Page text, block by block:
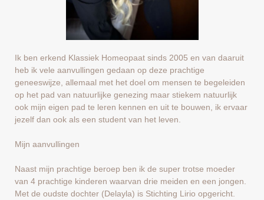
Ik ben erkend Klassiek Homeopaat sinds 2005 en van daaruit
heb ik vele aanvullingen gedaan op deze prachtige
geneeswijze, allemaal met het doel om mensen te begeleiden
op het pad van natuurlijke genezing maar stiekem natuurlijk
ook mijn eigen pad te leren kennen en uit te bouwen, ik ervaar
jezelf dan ook als een student van het leven.
Mijn aanvullingen
Naast mijn prachtige beroep ben ik de super trotse moeder
van 4 prachtige kinderen waarvan drie meiden en een jongen.
Met de oudste dochter (Delayla) is Stichting Lirio opgericht.